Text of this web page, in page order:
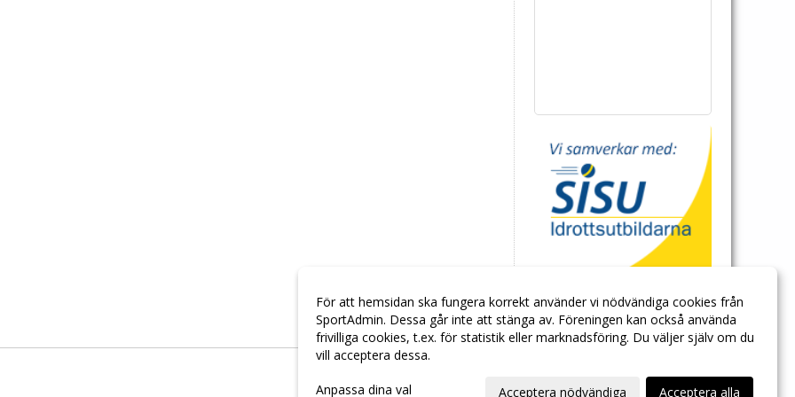
För att hemsidan ska fungera korrekt använder vi nödvändiga cookies från
SportAdmin. Dessa går inte att stänga av. Föreningen kan också använda
frivilliga cookies, t.ex. för statistik eller marknadsföring. Du väljer själv om du
vill acceptera dessa.
Anpassa dina val Acceptera nödvändiga Acceptera alla